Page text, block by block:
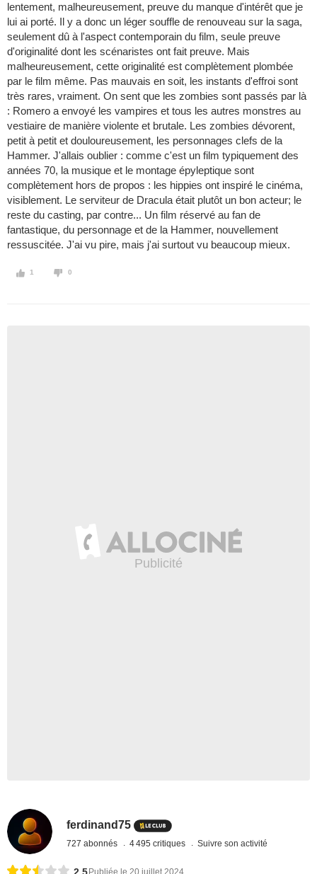
lentement, malheureusement, preuve du manque d'intérêt que je
lui ai porté. Il y a donc un léger souffle de renouveau sur la saga,
seulement dû à l'aspect contemporain du film, seule preuve
d'originalité dont les scénaristes ont fait preuve. Mais
malheureusement, cette originalité est complètement plombée
par le film même. Pas mauvais en soit, les instants d'effroi sont
très rares, vraiment. On sent que les zombies sont passés par là
: Romero a envoyé les vampires et tous les autres monstres au
vestiaire de manière violente et brutale. Les zombies dévorent,
petit à petit et douloureusement, les personnages clefs de la
Hammer. J'allais oublier : comme c'est un film typiquement des
années 70, la musique et le montage épyleptique sont
complètement hors de propos : les hippies ont inspiré le cinéma,
visiblement. Le serviteur de Dracula était plutôt un bon acteur; le
reste du casting, par contre... Un film réservé au fan de
fantastique, du personnage et de la Hammer, nouvellement
ressuscitée. J'ai vu pire, mais j'ai surtout vu beaucoup mieux.
1 0
ferdinand75
727 abonnés 4 495 critiques Suivre son activité